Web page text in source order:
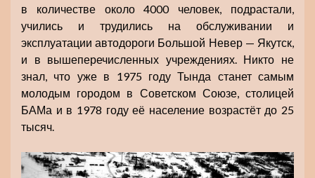
в количестве около 4000 человек, подрастали,
учились и трудились на обслуживании и
эксплуатации автодороги Большой Невер — Якутск,
и в вышеперечисленных учреждениях. Никто не
знал, что уже в 1975 году Тында станет самым
молодым городом в Советском Союзе, столицей
БАМа и в 1978 году её население возрастёт до 25
тысяч.